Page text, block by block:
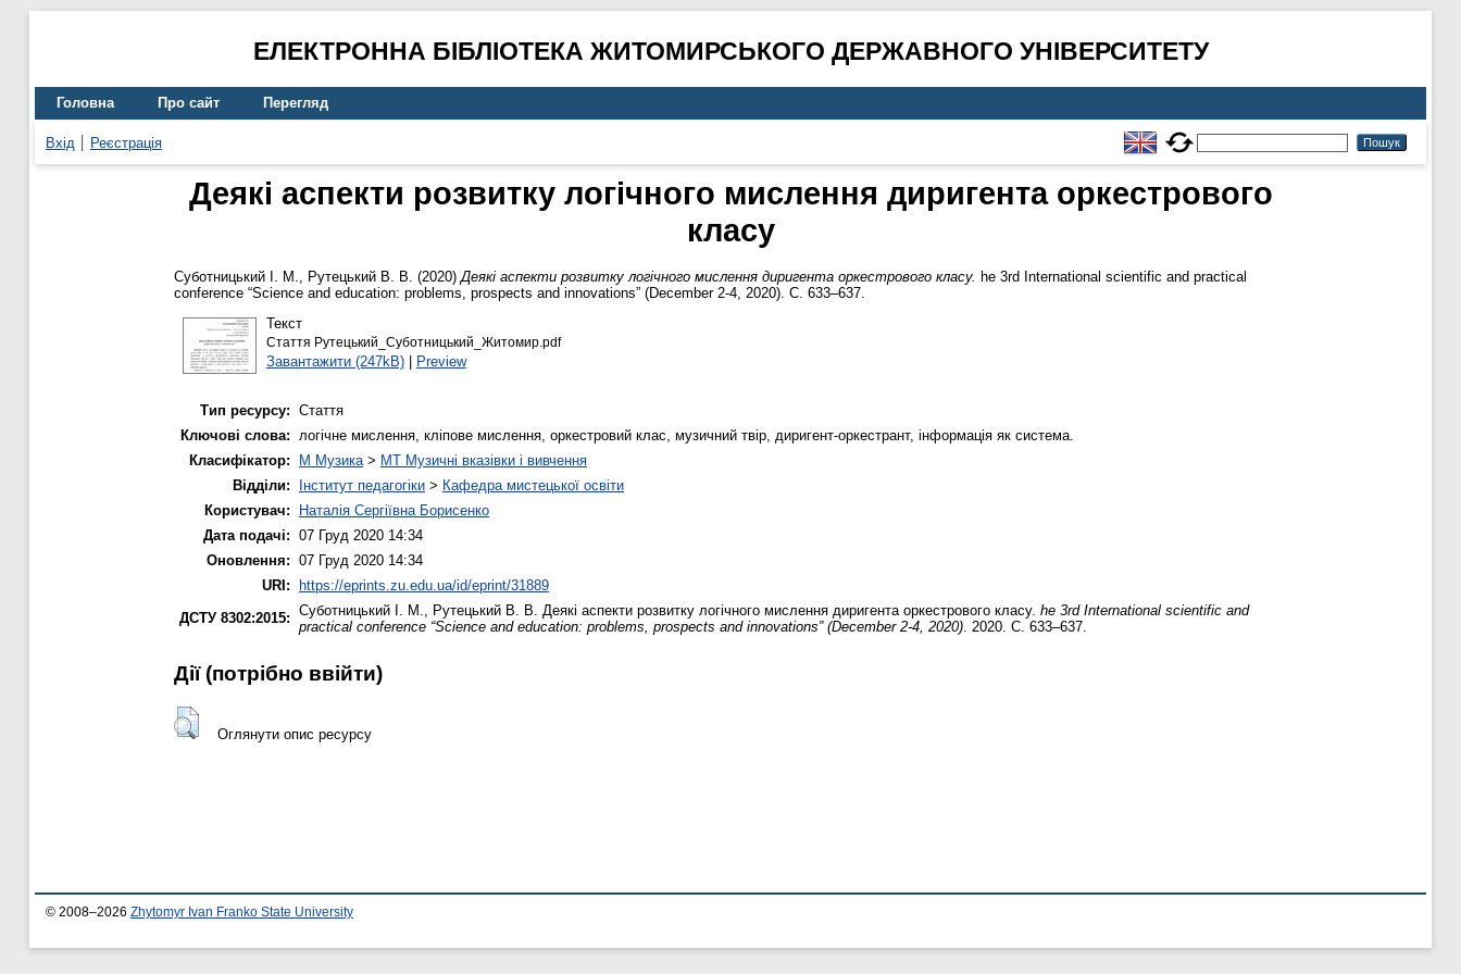
ЕЛЕКТРОННА БІБЛІОТЕКА ЖИТОМИРСЬКОГО ДЕРЖАВНОГО УНІВЕРСИТЕТУ
Головна Про сайт Перегляд
Вхід Реєстрація
Деякі аспекти розвитку логічного мислення диригента оркестрового
класу
Суботницький І. М., Рутецький В. В. (2020)Деякі аспекти розвитку логічного мислення диригента оркестрового класу. he 3rd International scientific and practical
conference “Science and education: problems, prospects and innovations” (December 2-4, 2020). С. 633–637.
Текст
Стаття Рутецький_Суботницький_Житомир.pdf
Завантажити (247kB)| Preview
Тип ресурсу: Стаття
Ключові слова: логічне мислення, кліпове мислення, оркестровий клас, музичний твір, диригент-оркестрант, інформація як система.
Класифікатор:
M Музика> MT Музичні вказівки і вивчення
Відділи:
Інститут педагогіки > Кафедра мистецької освіти
Користувач:
Наталія Сергіївна Борисенко
Дата подачі: 07 Груд 2020 14:34
Оновлення: 07 Груд 2020 14:34
URI:
https://eprints.zu.edu.ua/id/eprint/31889
ДСТУ 8302:2015: Суботницький І. М., Рутецький В. В. Деякі аспекти розвитку логічного мислення диригента оркестрового класу. he 3rd International scientific and
practical conference “Science and education: problems, prospects and innovations” (December 2-4, 2020). 2020. С. 633–637.
Дії ​​(потрібно ввійти)
Оглянути опис ресурсу
© 2008–2026 Zhytomyr Ivan Franko State University